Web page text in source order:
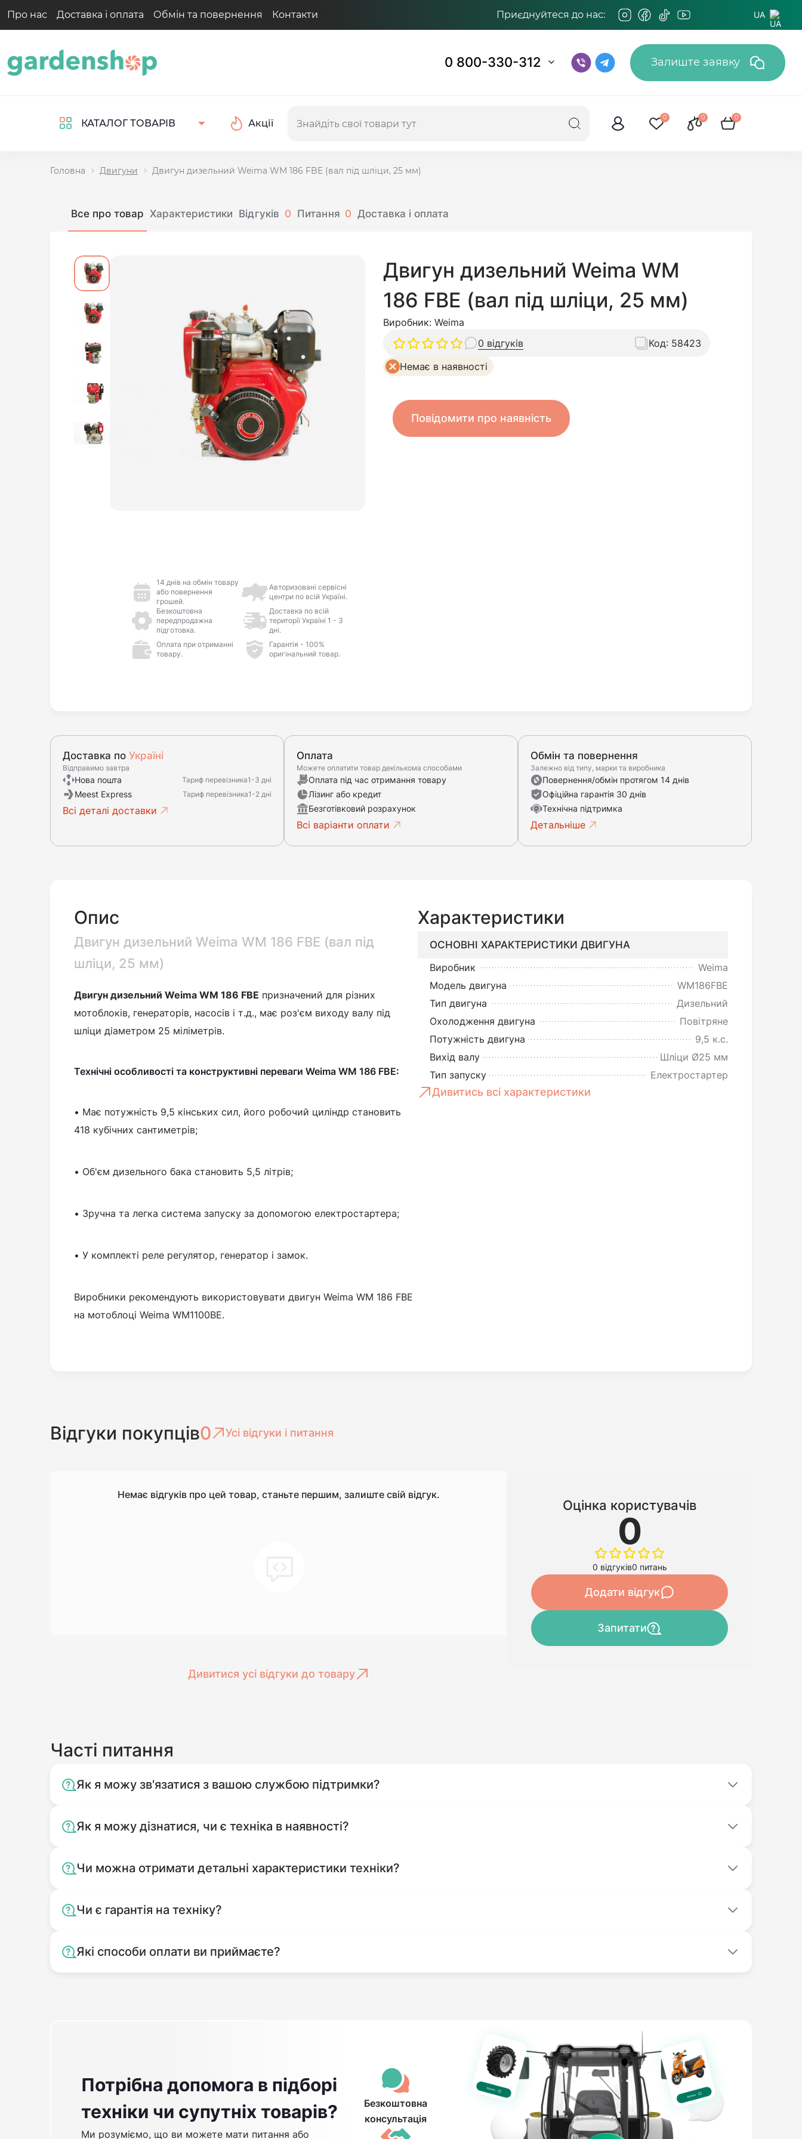
Про нас Доставка і оплата Обмін та повернення Контакти Приєднуйтеся до нас: UA
0 800-330-312 Залиште заявку
КАТАЛОГ ТОВАРІВ Акції
0 0 0
Головна Двигуни Двигун дизельний Weima WM 186 FBЕ (вал під шліци, 25 мм)
Все про товар Характеристики Відгуків 0 Питання 0 Доставка і оплата
14 днів на обмін товару
або повернення
грошей.
Авторизовані сервісні
центри по всій Україні.
Безкоштовна
передпродажна
підготовка.
Доставка по всій
території Україні 1 - 3
дні.
Оплата при отриманні
товару.
Гарантія - 100%
оригінальний товар.
Двигун дизельний Weima WM
186 FBЕ (вал під шліци, 25 мм)
Виробник: Weima
0 відгуків
Код: 58423
Немає в наявності
Повідомити про наявність
Доставка по Україні
Відправимо завтра
Нова пошта Тариф перевізника1-3 дні
Meest Express Тариф перевізника1-2 дні
Всі деталі доставки
Оплата
Можете оплатити товар декількома способами
Оплата під час отримання товару
Лізинг або кредит
Безготівковий розрахунок
Всі варіанти оплати
Обмін та повернення
Залежно від типу, марки та виробника
Повернення/обмін протягом 14 днів
Офіційна гарантія 30 днів
Технічна підтримка
Детальніше
Опис
Двигун дизельний Weima WM 186 FBЕ (вал під
шліци, 25 мм)
Двигун дизельний Weima WM 186 FBE призначений для різних
мотоблоків, генераторів, насосів і т.д., має роз'єм виходу валу під
шліци діаметром 25 міліметрів.
Технічні особливості та конструктивні переваги Weima WM 186 FBE:
• Має потужність 9,5 кінських сил, його робочий циліндр становить
418 кубічних сантиметрів;
• Об'єм дизельного бака становить 5,5 літрів;
• Зручна та легка система запуску за допомогою електростартера;
• У комплекті реле регулятор, генератор і замок.
Виробники рекомендують використовувати двигун Weima WM 186 FBE
на мотоблоці Weima WM1100BE.
Характеристики
ОСНОВНІ ХАРАКТЕРИСТИКИ ДВИГУНА
Виробник
Weima
Модель двигуна
WM186FBЕ
Тип двигуна
Дизельний
Охолодження двигуна
Повітряне
Потужність двигуна
9,5 к.с.
Вихід валу
Шліци Ø25 мм
Тип запуску
Електростартер
Дивитись всі характеристики
Відгуки покупців0 Усі відгуки і питання
Немає відгуків про цей товар, станьте першим, залиште свій відгук.
Дивитися усі відгуки до товару
Оцінка користувачів
0
0 відгуків0 питань
Додати відгук
Запитати
Часті питання
Як я можу зв'язатися з вашою службою підтримки?
Як я можу дізнатися, чи є техніка в наявності?
Чи можна отримати детальні характеристики техніки?
Чи є гарантія на техніку?
Які способи оплати ви приймаєте?
Потрібна допомога в підборі
техніки чи супутніх товарів?
Ми розуміємо, що ви можете мати питання або
Безкоштовна
консультація